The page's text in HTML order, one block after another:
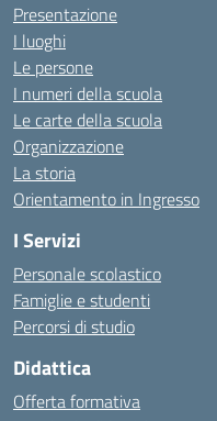
Presentazione
I luoghi
Le persone
I numeri della scuola
Le carte della scuola
Organizzazione
La storia
Orientamento in Ingresso
I Servizi
Personale scolastico
Famiglie e studenti
Percorsi di studio
Didattica
Offerta formativa